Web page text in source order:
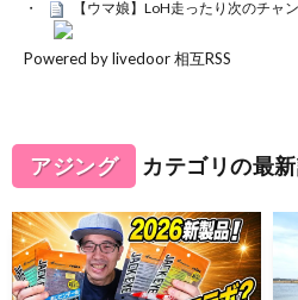
【ウマ娘】LoH走ったり次のチャ
Powered by livedoor 相互RSS
アジング カテゴリの最